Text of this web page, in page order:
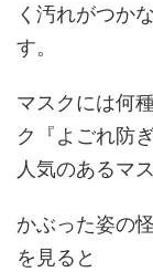
く汚れがつか
す。
マスクには何
ク『よごれ防
人気のあるマス
かぶった姿の
を見ると